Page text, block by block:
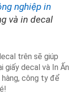
nghiệp in
và in decal
trên sẽ giúp
giấy decal và In Ấn
hàng, công ty để